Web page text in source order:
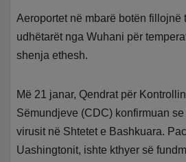
Aeroportet në mbarë botën fillojnë
udhëtarët nga Wuhani për
shenja ethesh.
Më 21 janar, Qendrat për
Sëmundjeve (CDC) konfirmuan
virusit në Shtetet e Bashkuara.
Uashingtonit, ishte kthyer së